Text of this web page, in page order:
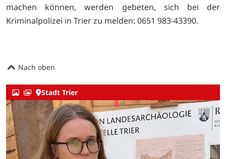
machen können, werden gebeten, sich bei der
Kriminalpolizei in Trier zu melden: 0651 983-43390.
Nach oben
Stadt Trier